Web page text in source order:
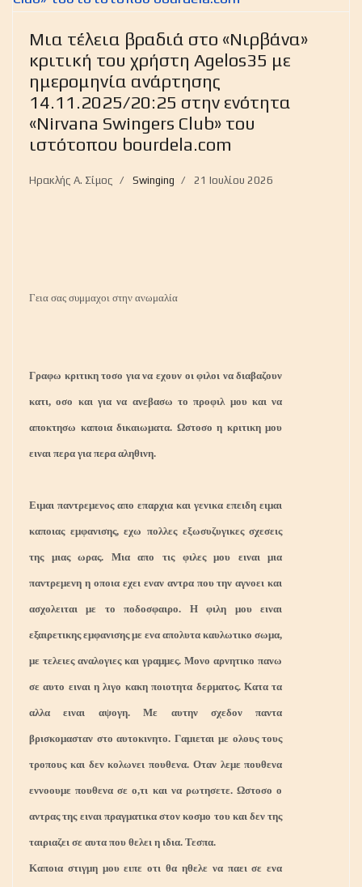
Μια τέλεια βραδιά στο «Νιρβάνα»
κριτική του χρήστη Agelos35 με
ημερομηνία ανάρτησης
14.11.2025/20:25 στην ενότητα
«Nirvana Swingers Club» του
ιστότοπου bourdela.com
Ηρακλής Α. Σίμος Swinging 21 Ιουλίου 2026
Γεια σας συμμαχοι στην ανωμαλία
Γραφω κριτικη τοσο για να εχουν οι φιλοι να διαβαζουν
κατι, οσο και για να ανεβασω το προφιλ μου και να
αποκτησω καποια δικαιωματα. Ωστοσο η κριτικη μου
ειναι περα για περα αληθινη.
Ειμαι παντρεμενος απο επαρχια και γενικα επειδη ειμαι
καποιας εμφανισης, εχω πολλες εξωσυζυγικες σχεσεις
της μιας ωρας. Μια απο τις φιλες μου ειναι μια
παντρεμενη η οποια εχει εναν αντρα που την αγνοει και
ασχολειται με το ποδοσφαιρο. Η φιλη μου ειναι
εξαιρετικης εμφανισης με ενα απολυτα καυλωτικο σωμα,
με τελειες αναλογιες και γραμμες. Μονο αρνητικο πανω
σε αυτο ειναι η λιγο κακη ποιοτητα δερματος. Κατα τα
αλλα ειναι αψογη. Με αυτην σχεδον παντα
βρισκομασταν στο αυτοκινητο. Γαμιεται με ολους τους
τροπους και δεν κολωνει πουθενα. Οταν λεμε πουθενα
εννοουμε πουθενα σε ο,τι και να ρωτησετε. Ωστοσο ο
αντρας της ειναι πραγματικα στον κοσμο του και δεν της
ταιριαζει σε αυτα που θελει η ιδια. Τεσπα.
Καποια στιγμη μου ειπε οτι θα ηθελε να παει σε ενα